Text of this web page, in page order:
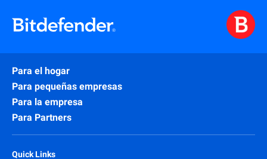
Para el hogar
Para pequeñas empresas
Para la empresa
Para Partners
Quick Links